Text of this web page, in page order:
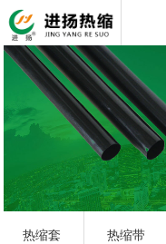
热缩套 热缩带